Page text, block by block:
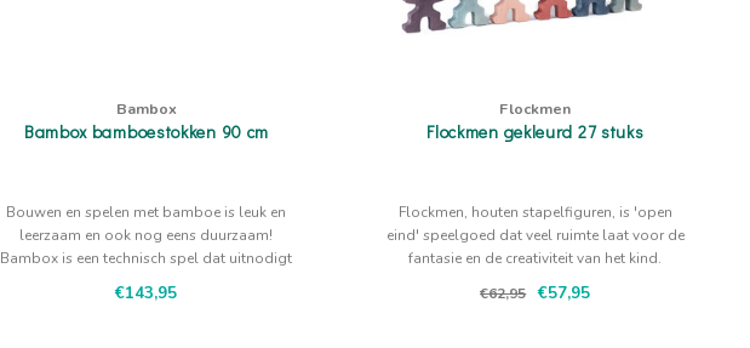
Bambox
Bambox bamboestokken 90 cm
Bouwen en spelen met bamboe is leuk en
leerzaam en ook nog eens duurzaam!
Bambox is een technisch spel dat uitnodigt
€143,95
Flockmen
Flockmen gekleurd 27 stuks
Flockmen, houten stapelfiguren, is 'open
eind' speelgoed dat veel ruimte laat voor de
fantasie en de creativiteit van het kind.
€62,95
€57,95